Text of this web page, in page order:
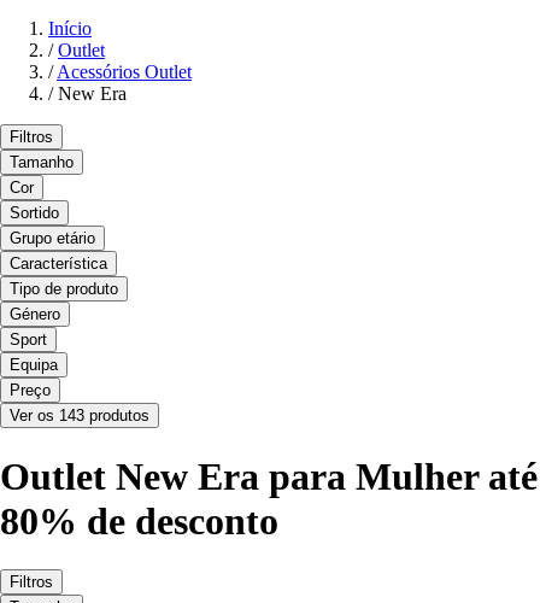
Início
/ Outlet
/ Acessórios Outlet
/ New Era
Filtros
Tamanho
Cor
Sortido
Grupo etário
Característica
Tipo de produto
Género
Sport
Equipa
Preço
Ver os 143 produtos
Outlet New Era para Mulher até
80% de desconto
Filtros